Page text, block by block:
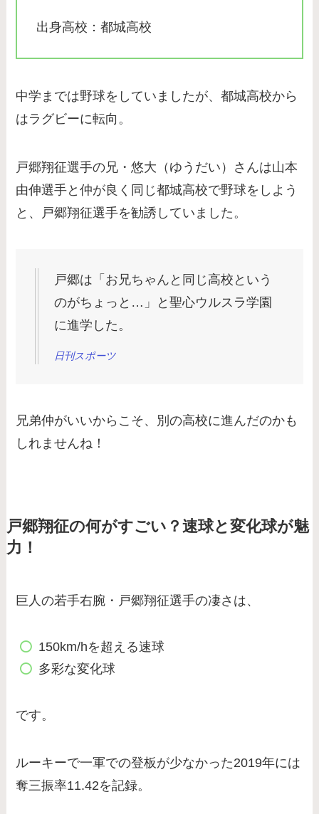
出身高校：都城高校
中学までは野球をしていましたが、都城高校から
はラグビーに転向。
戸郷翔征選手の兄・悠大（ゆうだい）さんは山本
由伸選手と仲が良く同じ都城高校で野球をしよう
と、戸郷翔征選手を勧誘していました。
戸郷は「お兄ちゃんと同じ高校という
のがちょっと…」と聖心ウルスラ学園
に進学した。
日刊スポーツ
兄弟仲がいいからこそ、別の高校に進んだのかも
しれませんね！
戸郷翔征の何がすごい？速球と変化球が魅
力！
巨人の若手右腕・戸郷翔征選手の凄さは、
150km/hを超える速球
多彩な変化球
です。
ルーキーで一軍での登板が少なかった2019年には
奪三振率11.42を記録。